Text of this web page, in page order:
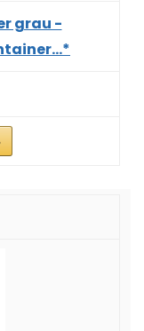
grau -